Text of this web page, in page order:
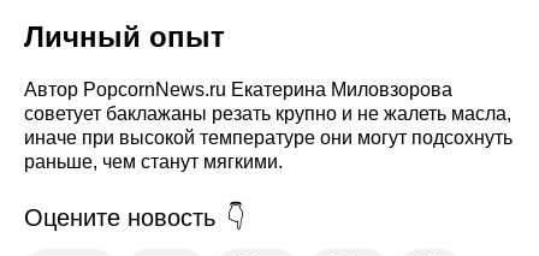
Личный опыт
Автор PopcornNews.ru Екатерина Миловзорова
советует баклажаны резать крупно и не жалеть масла,
иначе при высокой температуре они могут подсохнуть
раньше, чем станут мягкими.
Оцените новость